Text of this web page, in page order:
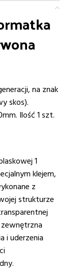
na znak
skos).
Ilość 1 szt.
1
klejem,
z
strukturze
i uderzenia